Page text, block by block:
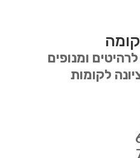
ומנופים
לקומות